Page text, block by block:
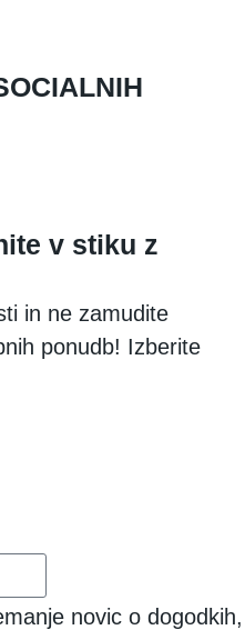
v stiku z
in ne zamudite
ponudb! Izberite
novic o dogodkih,